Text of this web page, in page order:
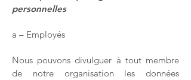
personnelles
a – Employés
Nous pouvons divulguer à tout membre
de notre organisation les données